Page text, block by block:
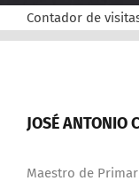
Contador de
JOSÉ ANTONIO
Maestro de